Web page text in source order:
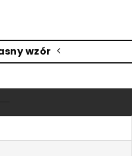
wzór